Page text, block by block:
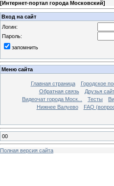
[Интернет-портал города Московский]
Вход на сайт
Логин:
Пароль:
запомнить
Меню сайта
Главная страница Городское
Обратная связь
Друзья
Видеочат города Моск...
Тесты
Нижнее Валуево
FAQ
00
Полная версия сайта